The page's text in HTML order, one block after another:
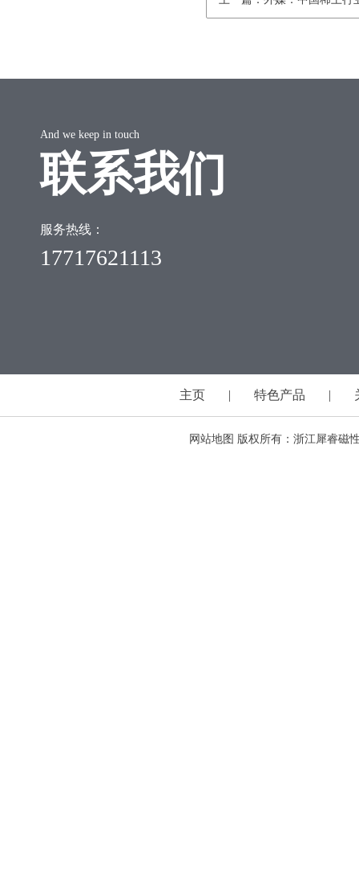
And we keep in touch
联系我们
服务热线：
17717621113
主页 | 特色产品 |
网站地图 版权所有：浙江犀睿